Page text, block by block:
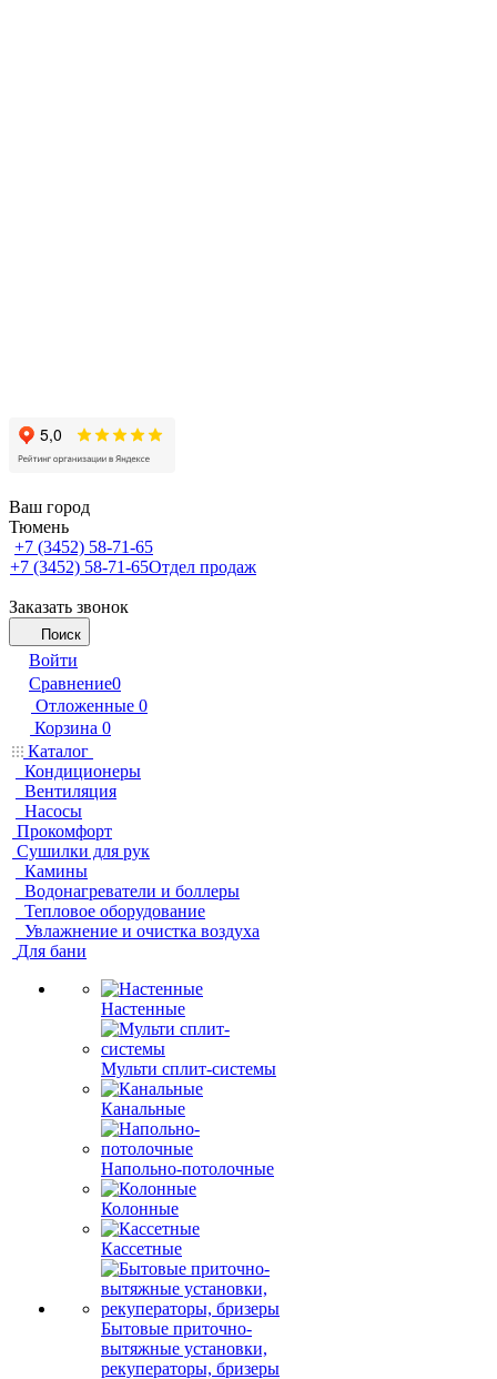
Ваш город
Тюмень
+7 (3452) 58-71-65
+7 (3452) 58-71-65Отдел продаж
Заказать звонок
Поиск
Войти
Сравнение0
Отложенные 0
Корзина 0
Каталог
Кондиционеры
Вентиляция
Насосы
Прокомфорт
Сушилки для рук
Камины
Водонагреватели и боллеры
Тепловое оборудование
Увлажнение и очистка воздуха
Для бани
Настенные
Мульти сплит-системы
Канальные
Напольно-потолочные
Колонные
Кассетные
Бытовые приточно-
вытяжные установки,
рекуператоры, бризеры